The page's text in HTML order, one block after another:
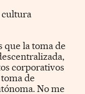
cultura
que la toma de
corporativos
de
No me